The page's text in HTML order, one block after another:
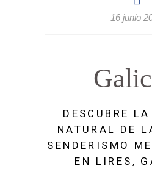
16 junio
DESCUBRE
NATURAL DE
SENDERISMO
EN LIRES,